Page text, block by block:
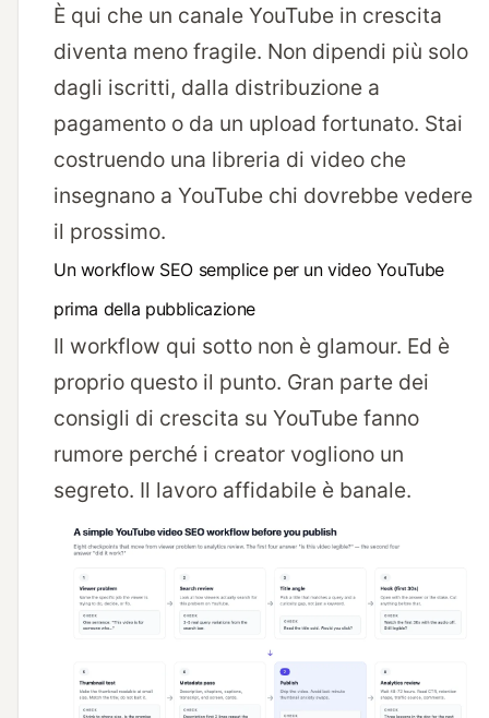
È qui che un canale YouTube in crescita
diventa meno fragile. Non dipendi più solo
dagli iscritti, dalla distribuzione a
pagamento o da un upload fortunato. Stai
costruendo una libreria di video che
insegnano a YouTube chi dovrebbe vedere
il prossimo.
Un workflow SEO semplice per un video YouTube
prima della pubblicazione
Il workflow qui sotto non è glamour. Ed è
proprio questo il punto. Gran parte dei
consigli di crescita su YouTube fanno
rumore perché i creator vogliono un
segreto. Il lavoro affidabile è banale.